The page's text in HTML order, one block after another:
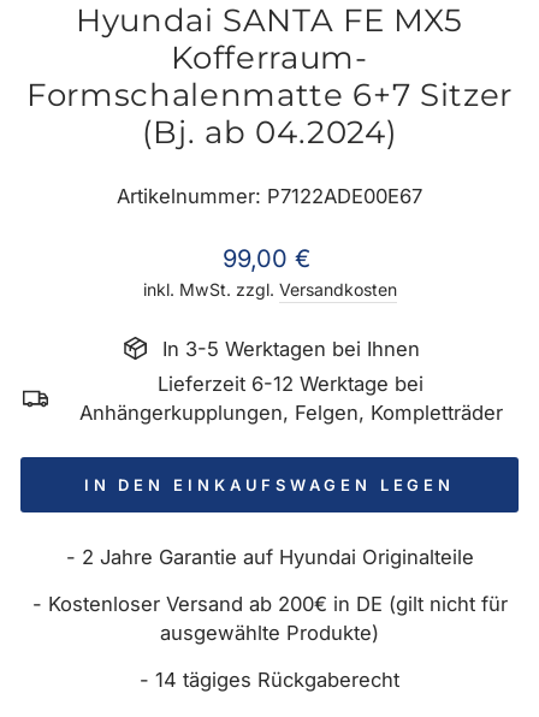
Hyundai SANTA FE MX5
Kofferraum-
Formschalenmatte 6+7 Sitzer
(Bj. ab 04.2024)
Artikelnummer: P7122ADE00E67
Normaler
Preis
99,00 €
inkl. MwSt. zzgl. Versandkosten
In 3-5 Werktagen bei Ihnen
Lieferzeit 6-12 Werktage bei
Anhängerkupplungen, Felgen, Kompletträder
IN DEN EINKAUFSWAGEN LEGEN
- 2 Jahre Garantie auf Hyundai Originalteile
- Kostenloser Versand ab 200€ in DE (gilt nicht für
ausgewählte Produkte)
- 14 tägiges Rückgaberecht